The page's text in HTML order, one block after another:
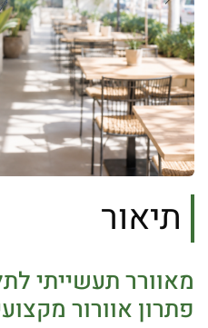
תיאור
פתרון אוורור